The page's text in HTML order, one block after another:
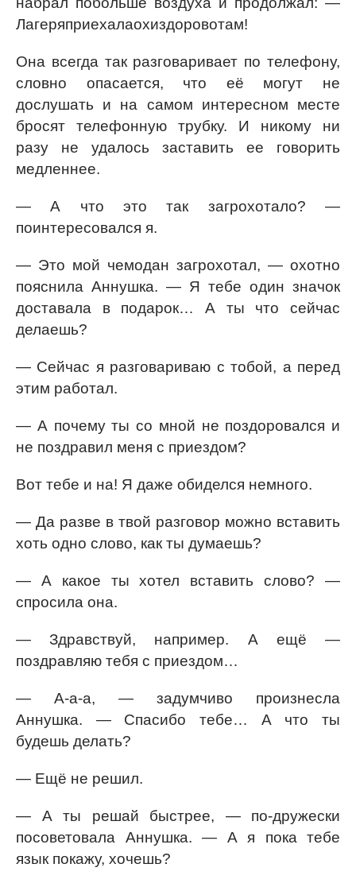
Лагеряприехалаохиздоровотам!
Она всегда так разговаривает по телефону,
словно опасается, что её могут не
дослушать и на самом интересном месте
бросят телефонную трубку. И никому ни
разу не удалось заставить ее говорить
медленнее.
— А что это так загрохотало? —
поинтересовался я.
— Это мой чемодан загрохотал, — охотно
пояснила Аннушка. — Я тебе один значок
доставала в подарок… А ты что сейчас
делаешь?
— Сейчас я разговариваю с тобой, а перед
этим работал.
— А почему ты со мной не поздоровался и
не поздравил меня с приездом?
Вот тебе и на! Я даже обиделся немного.
— Да разве в твой разговор можно вставить
хоть одно слово, как ты думаешь?
— А какое ты хотел вставить слово? —
спросила она.
— Здравствуй, например. А ещё —
поздравляю тебя с приездом…
— А-а-а, — задумчиво произнесла
Аннушка. — Спасибо тебе… А что ты
будешь делать?
— Ещё не решил.
— А ты решай быстрее, — по-дружески
посоветовала Аннушка. — А я пока тебе
язык покажу, хочешь?